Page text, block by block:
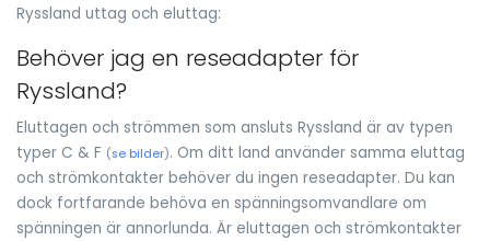
Ryssland uttag och eluttag:
Behöver jag en reseadapter för
Ryssland?
Eluttagen och strömmen som ansluts Ryssland är av typen
typer C & F (se bilder). Om ditt land använder samma eluttag
och strömkontakter behöver du ingen reseadapter. Du kan
dock fortfarande behöva en spänningsomvandlare om
spänningen är annorlunda. Är eluttagen och strömkontakter